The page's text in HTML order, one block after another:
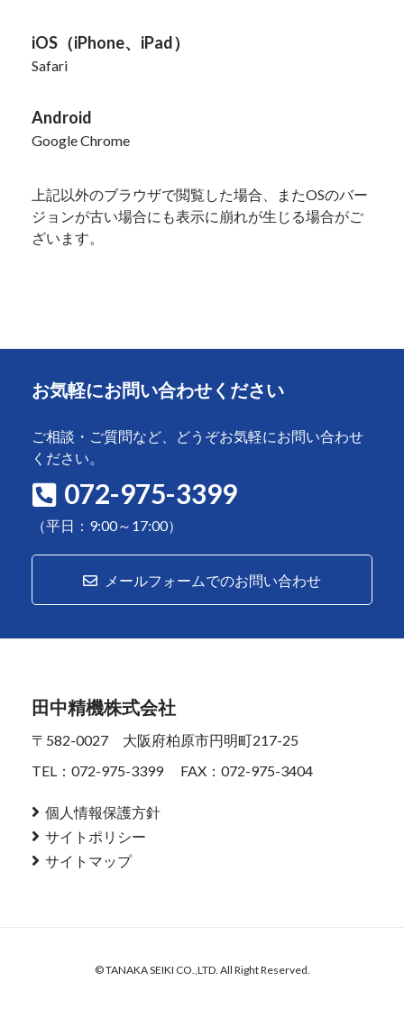
iOS（iPhone、iPad）
Safari
Android
Google Chrome
上記以外のブラウザで閲覧した場合、またOSのバー
ジョンが古い場合にも表示に崩れが生じる場合がご
ざいます。
お気軽にお問い合わせください
ご相談・ご質問など、どうぞお気軽にお問い合わせ
ください。
072-975-3399
（平日：9:00～17:00）
メールフォームでのお問い合わせ
田中精機株式会社
〒582-0027 大阪府柏原市円明町217-25
TEL：072-975-3399
FAX：072-975-3404
個人情報保護方針
サイトポリシー
サイトマップ
© TANAKA SEIKI CO.,LTD. All Right Reserved.